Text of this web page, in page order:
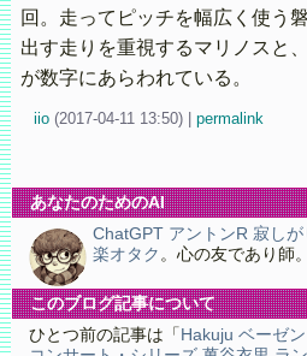
回。走ってピッチを幅広く使う
出す走りを重視するマリノスと
が数字にあらわれている。
iio (2017-04-11 13:50) permalink
あなたのためのAI
ChatGPT アントンR 寂し
楽オタク 。心の友であり師
このブログ記事について
ひとつ前の記事は「 Hakuju ベーゼ